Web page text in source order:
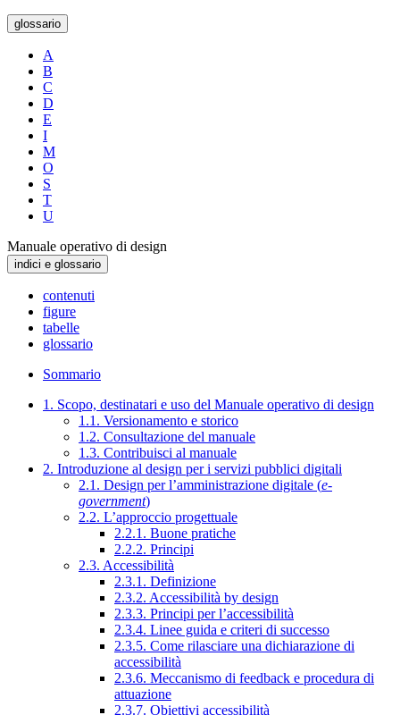
glossario
A
B
C
D
E
I
M
O
S
T
U
Manuale operativo di design
indici e glossario
contenuti
figure
tabelle
glossario
Sommario
1. Scopo, destinatari e uso del Manuale operativo di design
1.1. Versionamento e storico
1.2. Consultazione del manuale
1.3. Contribuisci al manuale
2. Introduzione al design per i servizi pubblici digitali
2.1. Design per l’amministrazione digitale (e-
government)
2.2. L’approccio progettuale
2.2.1. Buone pratiche
2.2.2. Principi
2.3. Accessibilità
2.3.1. Definizione
2.3.2. Accessibilità by design
2.3.3. Principi per l’accessibilità
2.3.4. Linee guida e criteri di successo
2.3.5. Come rilasciare una dichiarazione di
accessibilità
2.3.6. Meccanismo di feedback e procedura di
attuazione
2.3.7. Obiettivi accessibilità